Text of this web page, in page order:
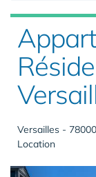
Versailles - 78000
Location